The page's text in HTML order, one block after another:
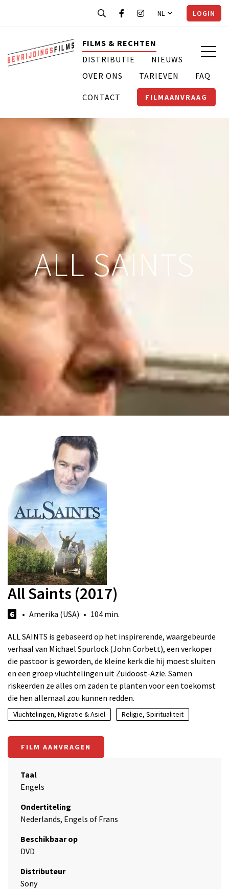
NL LOGIN
FILMS & RECHTEN
DISTRIBUTIE
NIEUWS
OVER ONS
TARIEVEN FAQ
CONTACT FILMAANVRAAG
ALL SAINTS
All Saints (2017)
6 • Amerika (USA) • 104 min.
ALL SAINTS is gebaseerd op het inspirerende, waargebeurde
verhaal van Michael Spurlock (John Corbett), een verkoper
die pastoor is geworden, de kleine kerk die hij moest sluiten
en een groep vluchtelingen uit Zuidoost-Azië. Samen
riskeerden ze alles om zaden te planten voor een toekomst
die hen allemaal zou kunnen redden.
Vluchtelingen, Migratie & Asiel Religie, Spiritualiteit
FILM AANVRAGEN
Taal
Engels
Ondertiteling
Nederlands, Engels of Frans
Beschikbaar op
DVD
Distributeur
Sony